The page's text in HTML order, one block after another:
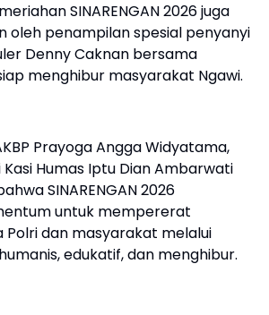
SINARENGAN 2026 juga
oleh penampilan spesial penyanyi
Denny Caknan bersama
menghibur masyarakat Ngawi.
Prayoga Angga Widyatama,
Kasi Humas Iptu Dian Ambarwati
SINARENGAN 2026
untuk mempererat
Polri dan masyarakat melalui
edukatif, dan menghibur.